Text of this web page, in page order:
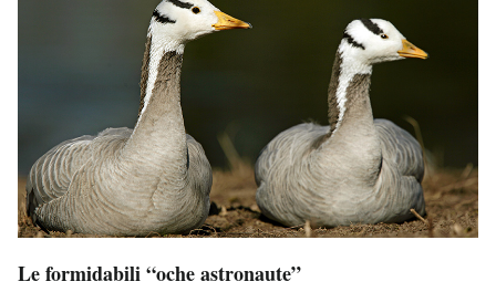
Le formidabili “oche astronaute”